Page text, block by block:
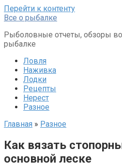
Перейти к контенту
Все о рыбалке
Рыболовные отчеты, обзоры
рыбалке
Ловля
Наживка
Лодки
Рецепты
Нерест
Разное
Главная » Разное
Как вязать
основной леске